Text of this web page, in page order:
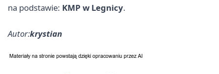
na podstawie: KMP w Legnicy.
Autor:krystian